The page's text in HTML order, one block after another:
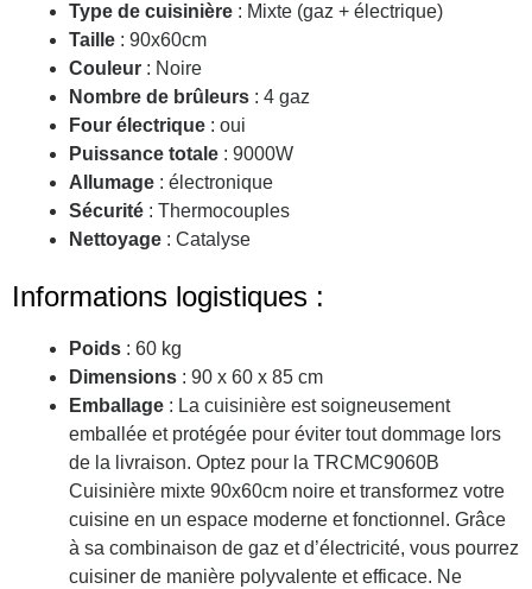
Type de cuisinière : Mixte (gaz + électrique)
Taille : 90x60cm
Couleur : Noire
Nombre de brûleurs : 4 gaz
Four électrique : oui
Puissance totale : 9000W
Allumage : électronique
Sécurité : Thermocouples
Nettoyage : Catalyse
Informations logistiques :
Poids : 60 kg
Dimensions : 90 x 60 x 85 cm
Emballage : La cuisinière est soigneusement
emballée et protégée pour éviter tout dommage lors
de la livraison. Optez pour la TRCMC9060B
Cuisinière mixte 90x60cm noire et transformez votre
cuisine en un espace moderne et fonctionnel. Grâce
à sa combinaison de gaz et d’électricité, vous pourrez
cuisiner de manière polyvalente et efficace. Ne